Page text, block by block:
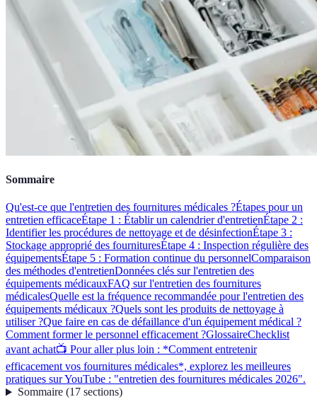
Sommaire
Qu'est-ce que l'entretien des fournitures médicales ?Étapes pour un
entretien efficaceÉtape 1 : Établir un calendrier d'entretienÉtape 2 :
Identifier les procédures de nettoyage et de désinfectionÉtape 3 :
Stockage approprié des fournituresÉtape 4 : Inspection régulière des
équipementsÉtape 5 : Formation continue du personnelComparaison
des méthodes d'entretienDonnées clés sur l'entretien des
équipements médicauxFAQ sur l'entretien des fournitures
médicalesQuelle est la fréquence recommandée pour l'entretien des
équipements médicaux ?Quels sont les produits de nettoyage à
utiliser ?Que faire en cas de défaillance d'un équipement médical ?
Comment former le personnel efficacement ?GlossaireChecklist
avant achat📺 Pour aller plus loin : *Comment entretenir
efficacement vos fournitures médicales*, explorez les meilleures
pratiques sur YouTube : "entretien des fournitures médicales 2026".
Sommaire(17 sections)